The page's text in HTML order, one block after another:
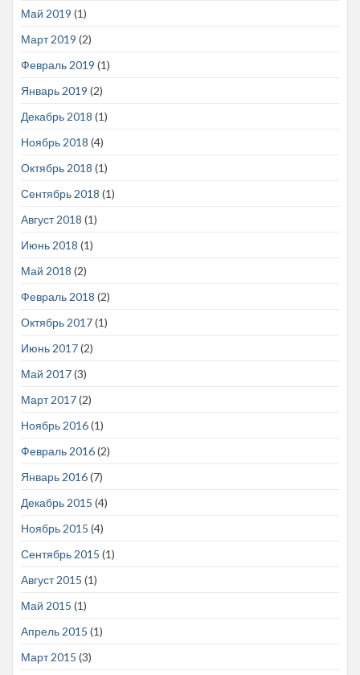
Май 2019 (1)
Март 2019 (2)
Февраль 2019 (1)
Январь 2019 (2)
Декабрь 2018 (1)
Ноябрь 2018 (4)
Октябрь 2018 (1)
Сентябрь 2018 (1)
Август 2018 (1)
Июнь 2018 (1)
Май 2018 (2)
Февраль 2018 (2)
Октябрь 2017(1)
Июнь 2017(2)
Май 2017(3)
Март 2017(2)
Ноябрь 2016(1)
Февраль 2016(2)
Январь 2016(7)
Декабрь 2015 (4)
Ноябрь 2015 (4)
Сентябрь 2015 (1)
Август 2015 (1)
Май 2015 (1)
Апрель 2015 (1)
Март 2015 (3)